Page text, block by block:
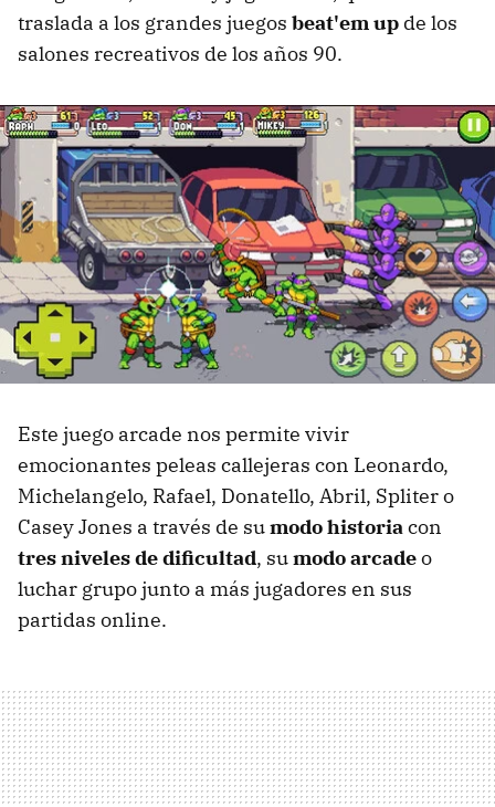
traslada a los grandes juegos beat'em up de los
salones recreativos de los años 90.
Este juego arcade nos permite vivir
emocionantes peleas callejeras con Leonardo,
Michelangelo, Rafael, Donatello, Abril, Spliter o
Casey Jones a través de sumodo historiacon
tres niveles de dificultad, sumodo arcadeo
luchar grupo junto a más jugadores en sus
partidas online.